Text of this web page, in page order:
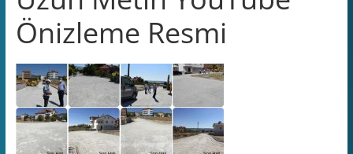
Önizleme Resmi